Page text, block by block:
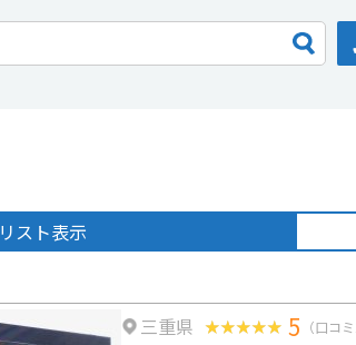
リスト表示
三重県 5 （口コ